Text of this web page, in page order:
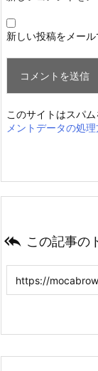
新しい投稿をメー
このサイトはスパ
メントデータの処
 この記事の